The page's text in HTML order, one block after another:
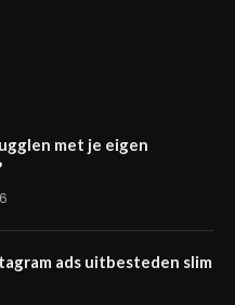
met je eigen
ads uitbesteden slim